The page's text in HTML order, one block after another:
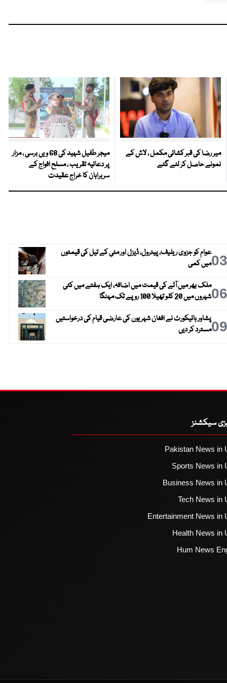
میر رضا کی قبر کشائی مکمل ، لاش کے
نمونے حاصل کر لئے گئے
میجر طفیل شہید کی 68 ویں برسی ، مزار
پر دعائیہ تقریب ، مسلح افواج کے
سربراہان کا خراج عقیدت
03عوام کو جزوی ریلیف، پیٹرول، ڈیزل اور مٹی کے تیل کی قیمتوں
میں کمی
06ملک بھر میں آٹے کی قیمت میں اضافہ، ایک ہفتے میں کئی
شہروں میں 20 کلو تھیلا 100 روپے تک مہنگا
09پشاور ہائیکورٹ نے افغان شہریوں کی عارضی قیام کی درخواستیں
مسترد کر دیں
سیکشنز
Pakistan News in
Sports News in
Business News in
Tech News in
Entertainment News in
Health News in
Hum News